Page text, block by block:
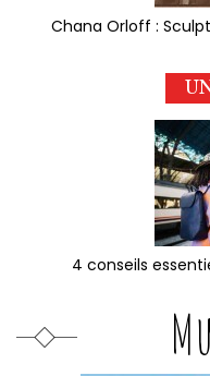
Chana Orloff :
4 conseils